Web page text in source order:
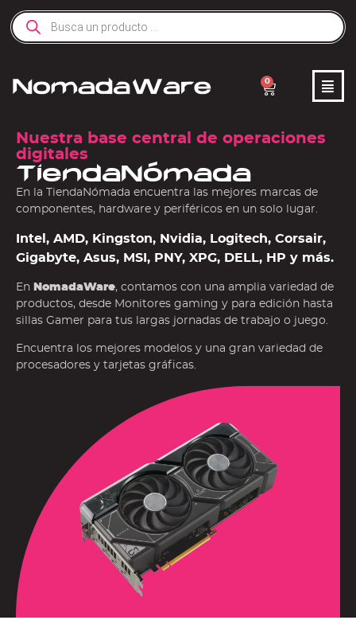
0
Nuestra base central de operaciones
digitales
TiendaNómada
En la TiendaNómada encuentra las mejores marcas de
componentes, hardware y periféricos en un solo lugar.
Intel, AMD, Kingston, Nvidia, Logitech, Corsair,
Gigabyte, Asus, MSI, PNY, XPG, DELL, HP y más.
En NomadaWare, contamos con una amplia variedad de
productos, desde Monitores gaming y para edición hasta
sillas Gamer para tus largas jornadas de trabajo o juego.
Encuentra los mejores modelos y una gran variedad de
procesadores y tarjetas gráficas.